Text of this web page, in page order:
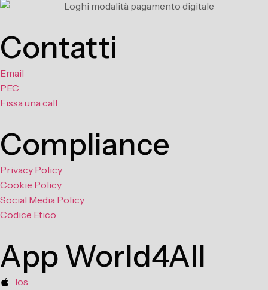
Contatti
Email
PEC
Fissa una call
Compliance
Privacy Policy
Cookie Policy
Social Media Policy
Codice Etico
App World4All
Ios